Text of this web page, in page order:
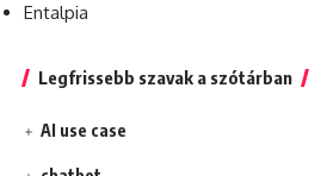
Entalpia
Legfrissebb szavak a szótárban
AI use case